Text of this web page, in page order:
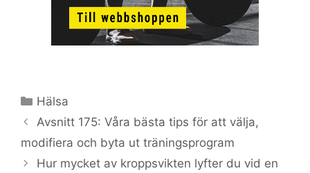
Kategorier
Hälsa
Avsnitt 175: Våra bästa tips för att välja,
modifiera och byta ut träningsprogram
Hur mycket av kroppsvikten lyfter du vid en